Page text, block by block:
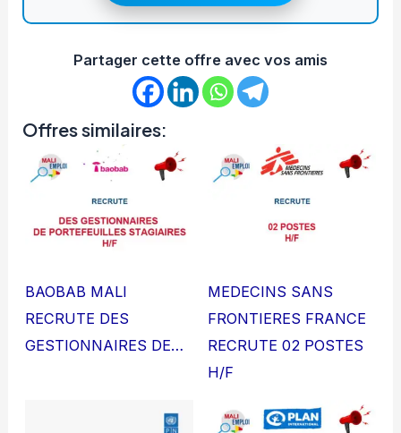
Partager cette offre avec vos amis
Offres similaires:
BAOBAB MALI
RECRUTE DES
GESTIONNAIRES DE…
MEDECINS SANS
FRONTIERES FRANCE
RECRUTE 02 POSTES
H/F